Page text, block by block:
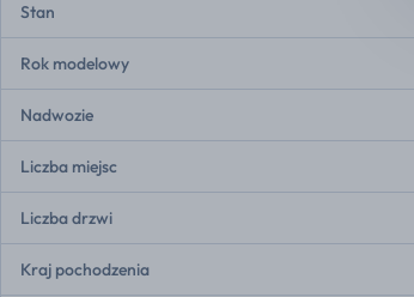
Stan
Rok modelowy
Nadwozie
Liczba miejsc
Liczba drzwi
Kraj pochodzenia